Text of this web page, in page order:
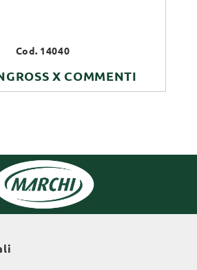
Cod. 14040
X COMMENTI